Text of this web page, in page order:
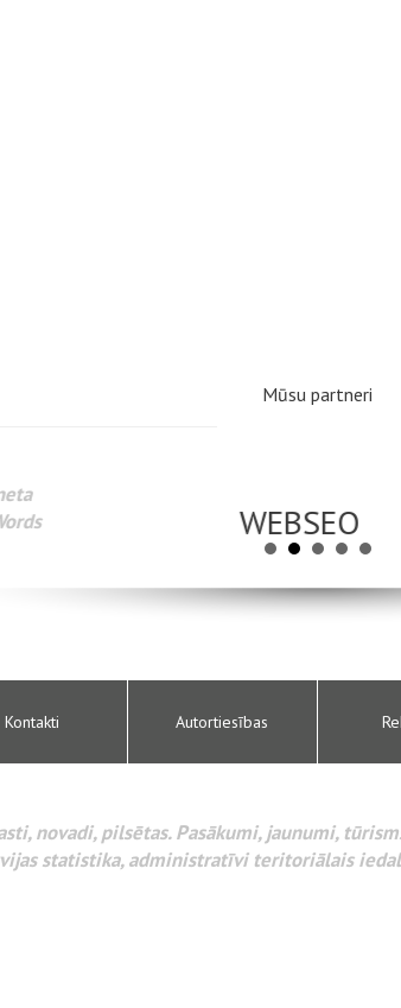
Mūsu partneri
Разработка веб-сайтов
поисковых систем интернета.
Kontakti Autortiesības
novadi, pilsētas. Pasākumi, jaunumi,
statistika, administratīvi teritoriālais